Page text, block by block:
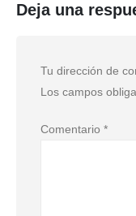
Deja una
Tu dirección de
Los campos
Comentario *